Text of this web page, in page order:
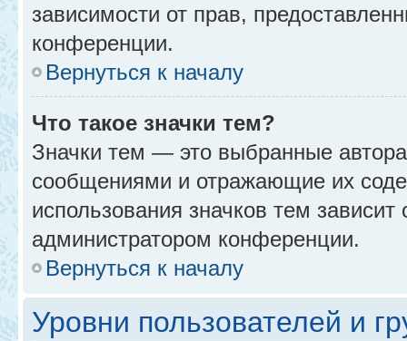
зависимости от прав,
конференции.
Вернуться к началу
Что такое значки тем?
Значки тем — это выбранные
сообщениями и отражающие их
использования значков тем
администратором конференции.
Вернуться к началу
Уровни пользователей и